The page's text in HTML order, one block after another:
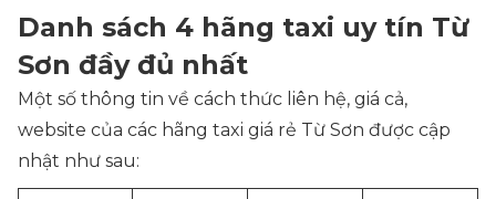
Danh sách 4 hãng taxi uy tín Từ
Sơn đầy đủ nhất
Một số thông tin về cách thức liên hệ, giá cả,
website của các hãng taxi giá rẻ Từ Sơn được cập
nhật như sau: